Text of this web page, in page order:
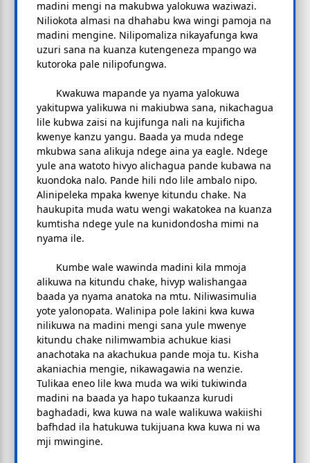
madini mengi na makubwa yalokuwa waziwazi.
Niliokota almasi na dhahabu kwa wingi pamoja na
madini mengine. Nilipomaliza nikayafunga kwa
uzuri sana na kuanza kutengeneza mpango wa
kutoroka pale nilipofungwa.
Kwakuwa mapande ya nyama yalokuwa
yakitupwa yalikuwa ni makiubwa sana, nikachagua
lile kubwa zaisi na kujifunga nali na kujificha
kwenye kanzu yangu. Baada ya muda ndege
mkubwa sana alikuja ndege aina ya eagle. Ndege
yule ana watoto hivyo alichagua pande kubawa na
kuondoka nalo. Pande hili ndo lile ambalo nipo.
Alinipeleka mpaka kwenye kitundu chake. Na
haukupita muda watu wengi wakatokea na kuanza
kumtisha ndege yule na kunidondosha mimi na
nyama ile.
Kumbe wale wawinda madini kila mmoja
alikuwa na kitundu chake, hivyp walishangaa
baada ya nyama anatoka na mtu. Niliwasimulia
yote yalonopata. Walinipa pole lakini kwa kuwa
nilikuwa na madini mengi sana yule mwenye
kitundu chake nilimwambia achukue kiasi
anachotaka na akachukua pande moja tu. Kisha
akaniachia mengie, nikawagawia na wenzie.
Tulikaa eneo lile kwa muda wa wiki tukiwinda
madini na baada ya hapo tukaanza kurudi
baghadadi, kwa kuwa na wale walikuwa wakiishi
bafhdad ila hatukuwa tukijuana kwa kuwa ni wa
mji mwingine.